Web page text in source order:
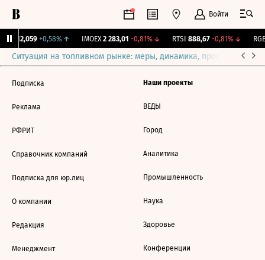
Войти
12,059 +0,58%↑ IMOEX 2 283,01 -0,81%↓ RTSI 888,67 -0,81%↓ RGBI
Ситуация на топливном рынке: меры, динамика, прогнозы
Подписка
Реклама
РФРИТ
Справочник компаний
Подписка для юр.лиц
О компании
Редакция
Менеджмент
Наши проекты
ВЕДЫ
Город
Аналитика
Промышленность
Наука
Здоровье
Конференции